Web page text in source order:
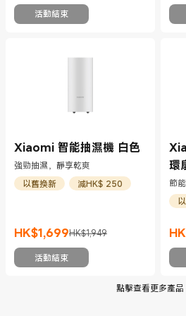
活動結束
Xiaomi 智能抽濕機 白色
強勁抽濕，靜享乾爽
以舊換新
減HK$ 250
HK$1,699
現價 HK$1699HK$1,949
市場價格 HK$1,949
活動結束
環
節
現
市
點擊查看更多產品